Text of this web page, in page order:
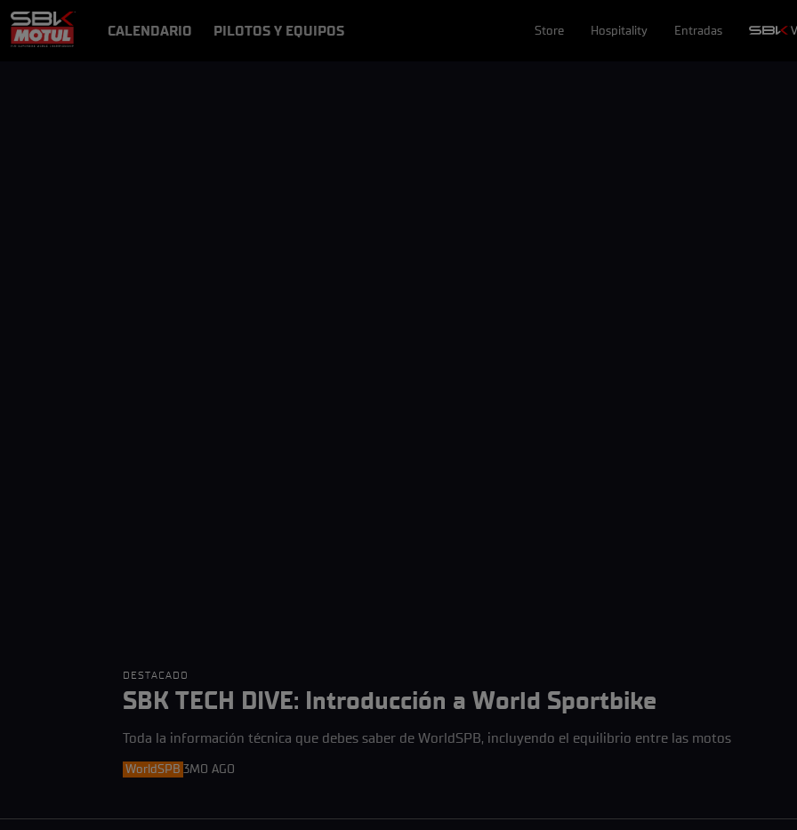
CALENDARIO PILOTOS Y EQUIPOS Store Hospitality Entradas
DESTACADO
SBK TECH DIVE: Introducción a World Sportbike
Toda la información técnica que debes saber de WorldSPB, incluyendo el equilibrio entre las motos
WorldSPB 3MO AGO